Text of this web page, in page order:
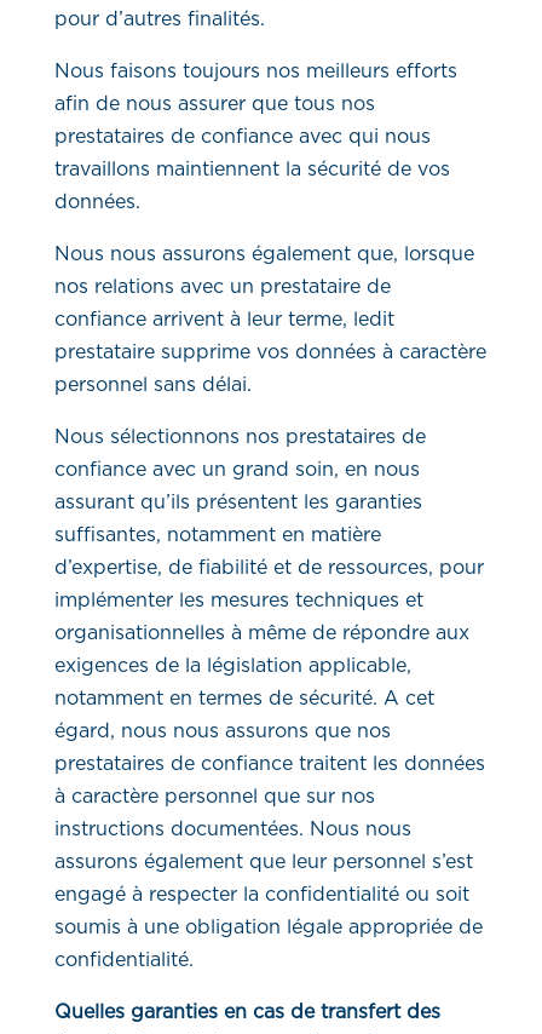
pour d’autres finalités.
Nous faisons toujours nos meilleurs efforts
afin de nous assurer que tous nos
prestataires de confiance avec qui nous
travaillons maintiennent la sécurité de vos
données.
Nous nous assurons également que, lorsque
nos relations avec un prestataire de
confiance arrivent à leur terme, ledit
prestataire supprime vos données à caractère
personnel sans délai.
Nous sélectionnons nos prestataires de
confiance avec un grand soin, en nous
assurant qu’ils présentent les garanties
suffisantes, notamment en matière
d’expertise, de fiabilité et de ressources, pour
implémenter les mesures techniques et
organisationnelles à même de répondre aux
exigences de la législation applicable,
notamment en termes de sécurité. A cet
égard, nous nous assurons que nos
prestataires de confiance traitent les données
à caractère personnel que sur nos
instructions documentées. Nous nous
assurons également que leur personnel s’est
engagé à respecter la confidentialité ou soit
soumis à une obligation légale appropriée de
confidentialité.
Quelles garanties en cas de transfert des